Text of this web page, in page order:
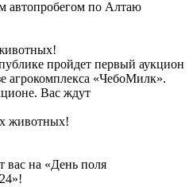
пройдет первый аукцион
агрокомплекса «ЧебоМилк».
Вас ждут
вас на «День поля